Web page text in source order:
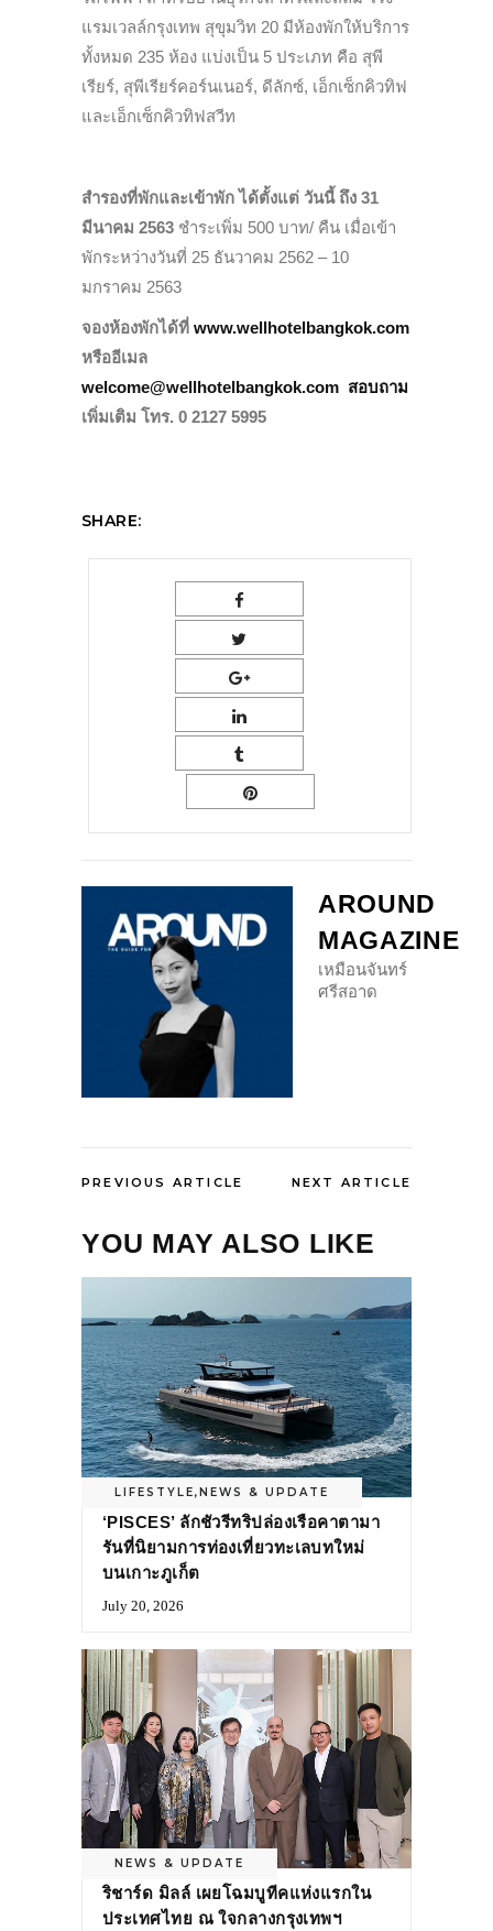
แรมเวลล์กรุงเทพ สุขุมวิท 20 มีห้องพักให้บริการ
ทั้งหมด 235 ห้อง แบ่งเป็น 5 ประเภท คือ สุพี
เรียร์, สุพีเรียร์คอร์นเนอร์, ดีลักซ์, เอ็กเซ็กคิวทิฟ
และเอ็กเซ็กคิวทิฟสวีท
สำรองที่พักและเข้าพัก ได้ตั้งแต่ วันนี้ ถึง 31
มีนาคม 2563 ชำระเพิ่ม 500 บาท/ คืน เมื่อเข้า
พักระหว่างวันที่ 25 ธันวาคม 2562 – 10
มกราคม 2563
จองห้องพักได้ที่ www.wellhotelbangkok.com
หรืออีเมล
welcome@wellhotelbangkok.com สอบถาม
เพิ่มเติม โทร. 0 2127 5995
SHARE:
AROUND
MAGAZINE
เหมือนจันทร์
ศรีสอาด
PREVIOUS ARTICLE NEXT ARTICLE
YOU MAY ALSO LIKE
LIFESTYLE, NEWS & UPDATE
‘PISCES’ ลักชัวรีทริปล่องเรือคาตามา
รันที่นิยามการท่องเที่ยวทะเลบทใหม่
บนเกาะภูเก็ต
July 20, 2026
NEWS & UPDATE
ริชาร์ด มิลล์ เผยโฉมบูทีคแห่งแรกใน
ประเทศไทย ณ ใจกลางกรุงเทพฯ